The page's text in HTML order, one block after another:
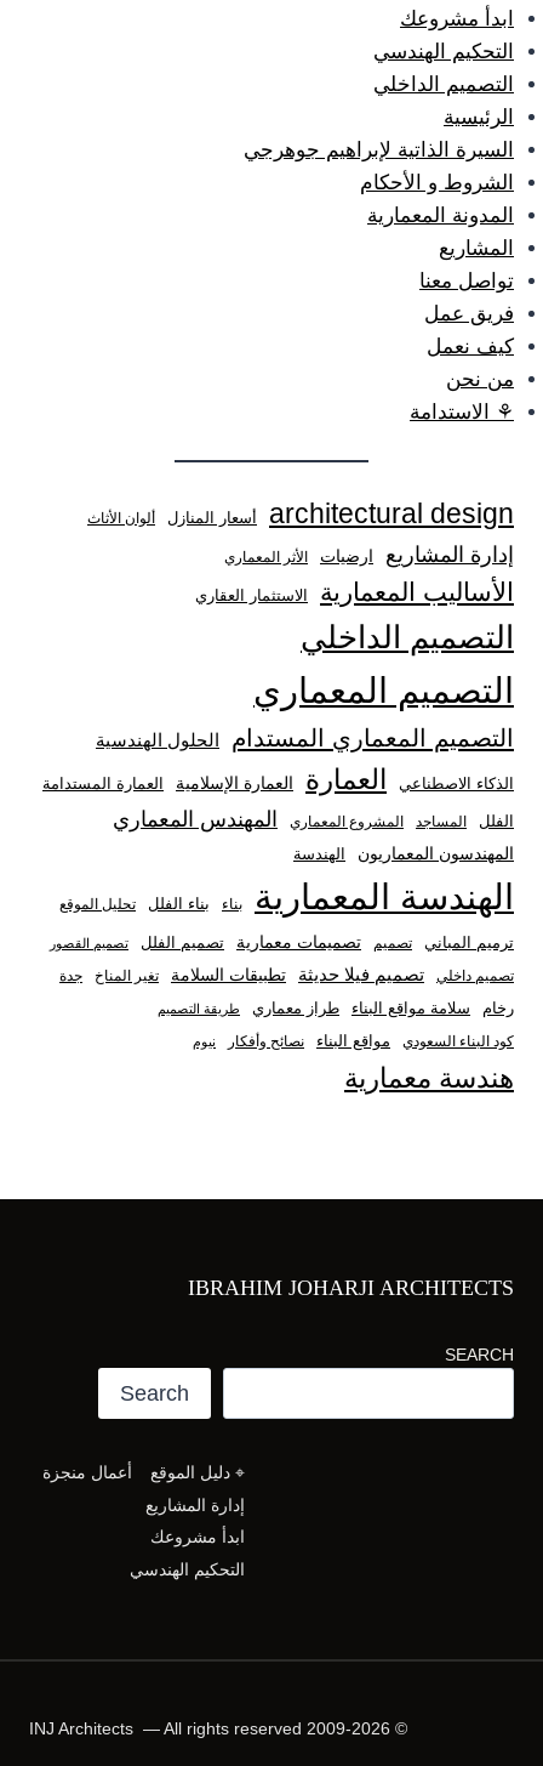
ابدأ مشروعك
التحكيم الهندسي
التصميم الداخلي
الرئيسية
السيرة الذاتية لإبراهيم جوهرجي
الشروط و الأحكام
المدونة المعمارية
المشاريع
تواصل معنا
فريق عمل
كيف نعمل
من نحن
⚘ الاستدامة
architectural design أسعار المنازل ألوان الأثاث
إدارة المشاريع ارضيات الأثر المعماري
الأساليب المعمارية الاستثمار العقاري
التصميم الداخلي
التصميم المعماري
التصميم المعماري المستدام الحلول الهندسية
الذكاء الاصطناعي العمارة العمارة الإسلامية العمارة المستدامة
الفلل المساجد المشروع المعماري المهندس المعماري
المهندسون المعماريون الهندسة
الهندسة المعمارية بناء بناء الفلل تحليل الموقع
ترميم المباني تصميم تصميمات معمارية تصميم الفلل تصميم القصور
تصميم داخلي تصميم فيلا حديثة تطبيقات السلامة تغير المناخ جدة
رخام سلامة مواقع البناء طراز معماري طريقة التصميم
كود البناء السعودي مواقع البناء نصائح وأفكار نيوم
هندسة معمارية
IBRAHIM JOHARJI ARCHITECTS
SEARCH
Search
⌖ دليل الموقع
أعمال منجزة
إدارة المشاريع
ابدأ مشروعك
التحكيم الهندسي
© 2009-2026 INJ Architects — All rights reserved